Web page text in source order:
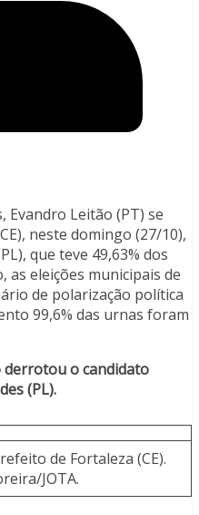
Evandro Leitão (PT) se
neste domingo (27/10),
que teve 49,63% dos
as eleições municipais de
de polarização política
99,6% das urnas foram
derrotou o candidato
(PL).
de Fortaleza (CE).
JOTA.